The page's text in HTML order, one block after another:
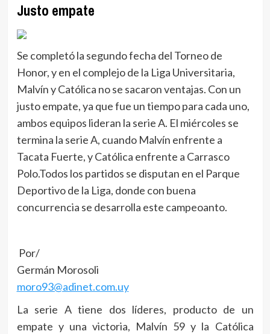
Justo empate
Se completó la segundo fecha del Torneo de
Honor, y en el complejo de la Liga Universitaria,
Malvín y Católica no se sacaron ventajas. Con un
justo empate, ya que fue un tiempo para cada uno,
ambos equipos lideran la serie A. El miércoles se
termina la serie A, cuando Malvín enfrente a
Tacata Fuerte, y Católica enfrente a Carrasco
Polo.Todos los partidos se disputan en el Parque
Deportivo de la Liga, donde con buena
concurrencia se desarrolla este campeoanto.
Por/
Germán Morosoli
moro93@adinet.com.uy
La serie A tiene dos líderes, producto de un
empate y una victoria, Malvín 59 y la Católica